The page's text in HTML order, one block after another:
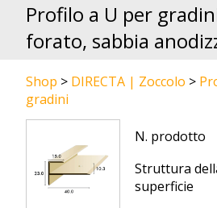
Profilo a U per
forato, sabbia
Shop > DIRECTA | Zoccolo >
gradini
N. prodotto
Struttura
superficie